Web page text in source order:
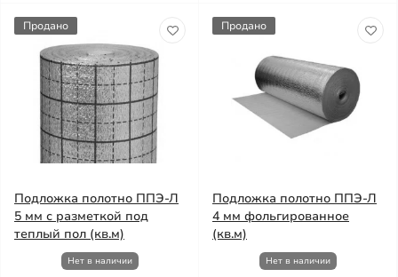
Продано
Подложка полотно ППЭ-Л
5 мм с разметкой под
теплый пол (кв.м)
Нет в наличии
Продано
Подложка полотно ППЭ-Л
4 мм фольгированное
(кв.м)
Нет в наличии